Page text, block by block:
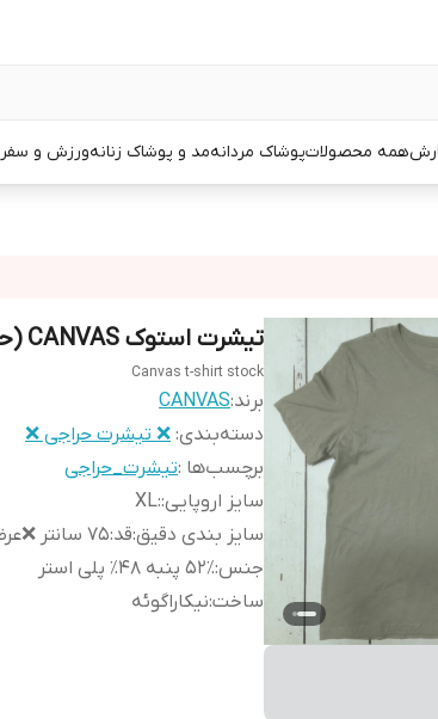
همه محصولاتپوشاک مردانهمد و پوشاک زنانهورزش و سفر
تیشرت استوک CANVAS (حراج)
Canvas t-shirt stock
برند:CANVAS
دسته‌بندی: ❌ تیشرت حراجی ❌
برچسب‌ها :تیشرت_حراجی
سایز اروپایی::
XL
سایز بندی دقیق:قد:۷۵ سانتر ❌عرض سینه:۶۰ سانتر ❌شانه:۵۰ سانتر
جنس:۵۲٪ پنبه ۴۸٪ پلی استر
ساخت:نیکاراگوئه